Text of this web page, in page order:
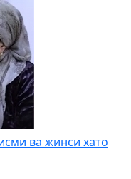
ва жинси хато